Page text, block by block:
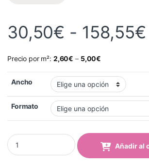
30,50€ - 158,55€
Precio por m²: 2,60€ – 5,00€
Ancho
Formato
Vinilo Kemica Tecmark 3101 Negro Mate
Añadir al